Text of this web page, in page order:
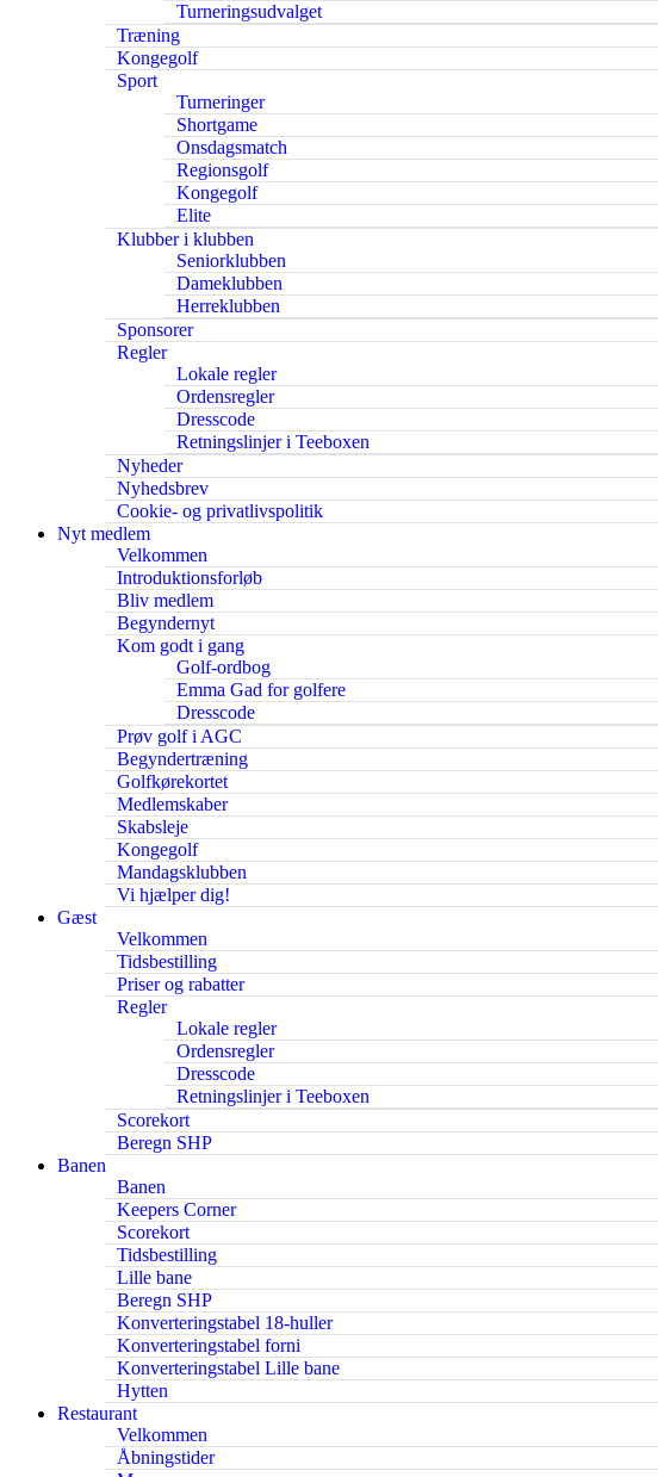
Turneringsudvalget
Træning
Kongegolf
Sport
Turneringer
Shortgame
Onsdagsmatch
Regionsgolf
Kongegolf
Elite
Klubber i klubben
Seniorklubben
Dameklubben
Herreklubben
Sponsorer
Regler
Lokale regler
Ordensregler
Dresscode
Retningslinjer i Teeboxen
Nyheder
Nyhedsbrev
Cookie- og privatlivspolitik
Nyt medlem
Velkommen
Introduktionsforløb
Bliv medlem
Begyndernyt
Kom godt i gang
Golf-ordbog
Emma Gad for golfere
Dresscode
Prøv golf i AGC
Begyndertræning
Golfkørekortet
Medlemskaber
Skabsleje
Kongegolf
Mandagsklubben
Vi hjælper dig!
Gæst
Velkommen
Tidsbestilling
Priser og rabatter
Regler
Lokale regler
Ordensregler
Dresscode
Retningslinjer i Teeboxen
Scorekort
Beregn SHP
Banen
Banen
Keepers Corner
Scorekort
Tidsbestilling
Lille bane
Beregn SHP
Konverteringstabel 18-huller
Konverteringstabel forni
Konverteringstabel Lille bane
Hytten
Restaurant
Velkommen
Åbningstider